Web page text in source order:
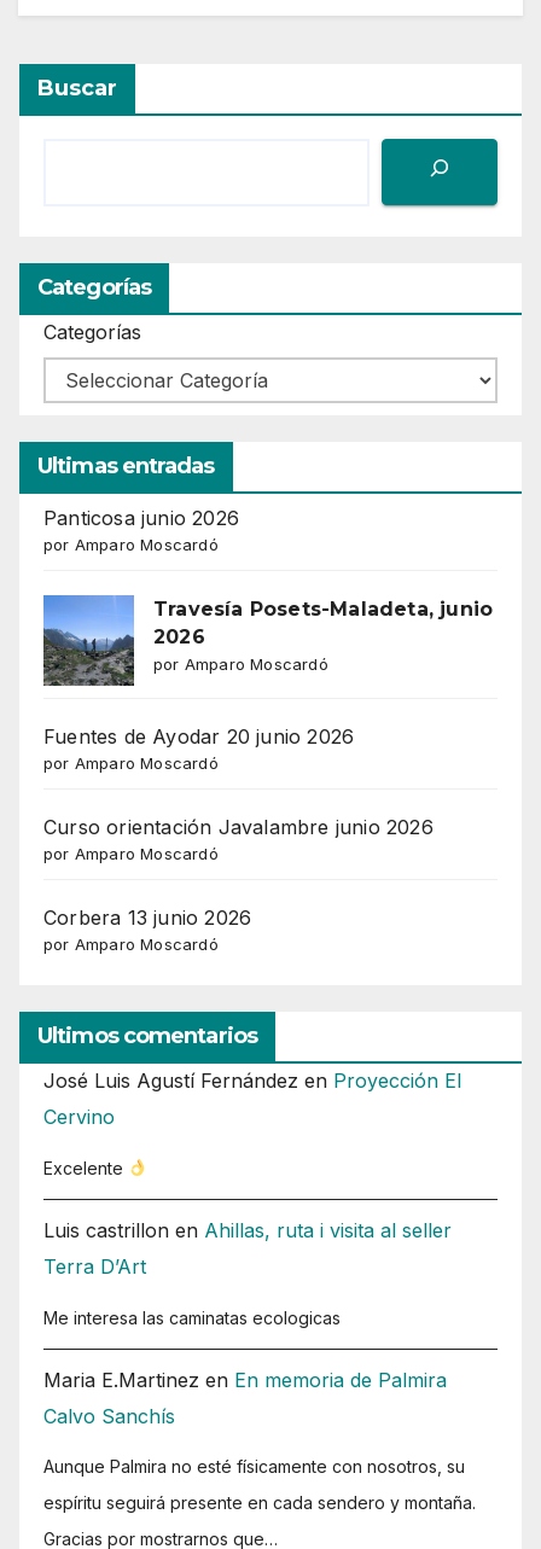
Buscar
Categorías
Categorías
Ultimas entradas
Panticosa junio 2026
por Amparo Moscardó
Travesía Posets-Maladeta, junio
2026
por Amparo Moscardó
Fuentes de Ayodar 20 junio 2026
por Amparo Moscardó
Curso orientación Javalambre junio 2026
por Amparo Moscardó
Corbera 13 junio 2026
por Amparo Moscardó
Ultimos comentarios
José Luis Agustí Fernández en Proyección El
Cervino
Excelente
Luis castrillon en Ahillas, ruta i visita al seller
Terra D’Art
Me interesa las caminatas ecologicas
Maria E.Martinez en En memoria de Palmira
Calvo Sanchís
Aunque Palmira no esté físicamente con nosotros, su
espíritu seguirá presente en cada sendero y montaña.
Gracias por mostrarnos que…